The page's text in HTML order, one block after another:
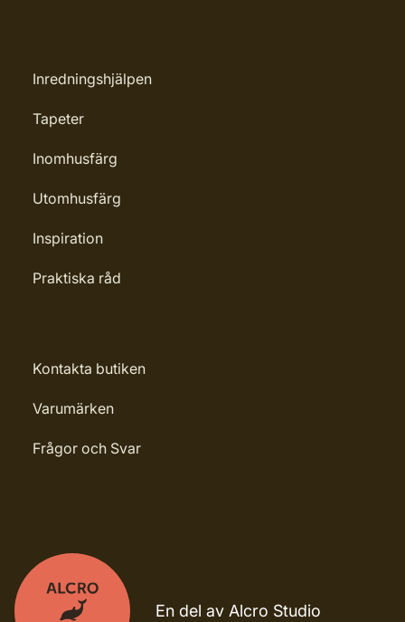
Inredningshjälpen
Tapeter
Inomhusfärg
Utomhusfärg
Inspiration
Praktiska råd
Kontakta butiken
Varumärken
Frågor och Svar
En del av Alcro Studio